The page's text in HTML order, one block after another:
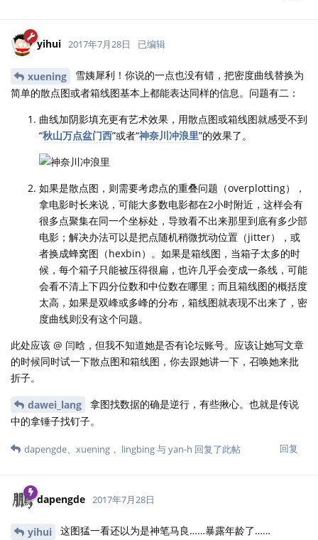
yihui 2017年7月28日 已编辑
xuening
雪姨犀利！你说的一点也没有错，把密度曲线替换为
简单的散点图或者箱线图基本上都能表达同样的信息。问题有二：
曲线加阴影填充更有艺术效果，用散点图或箱线图就感受不到
“秋山万点盆门西”或者“神奈川冲浪里”的效果了。
如果是散点图，则需要考虑点的重叠问题（overplotting），
拿电影时长来说，可能大多数电影都在2小时附近，这样会有
很多点聚集在同一个坐标处，导致看不出来那里到底有多少部
电影；解决办法可以是把点随机稍微扰动位置（jitter），或
者换成蜂窝图（hexbin）。如果是箱线图，当箱子太多的时
候，每个箱子只能被压得很扁，也许几乎会变成一条线，可能
会看不清上下四分位数和中位数在哪里；而且箱线图的概括度
太高，如果是双峰或多峰的分布，箱线图就表现不出来了，密
度曲线则没有这个问题。
此处应该 @ 闫晗，但我不知道她是否有论坛账号。应该让她写文章
的时候同时试一下散点图和箱线图，你去跟她讲一下，召唤她来批
折子。
dawei_lang
拿图找数据的确是逆行，有些揪心。也就是传说
中的拿锤子找钉子。
回复
dapengde、 xuening ， lingbing与yan-h 回复了此帖
dapengde 2017年7月28日
yihui 这图猛一看还以为是神笔马良……暴露年龄了……